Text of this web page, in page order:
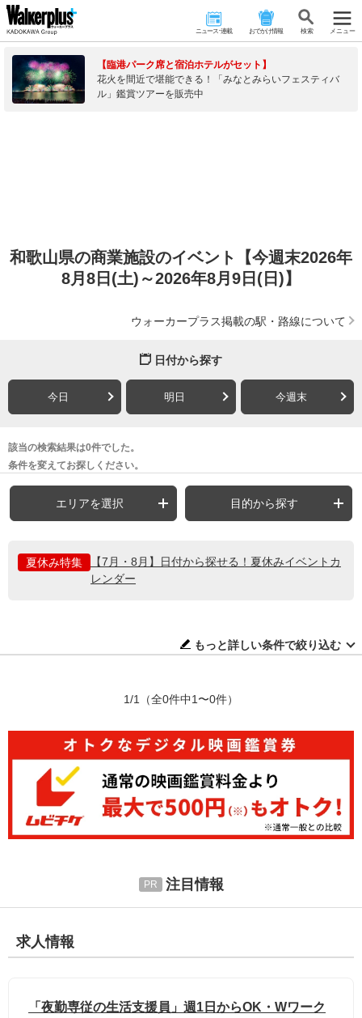
ニュース･連載 おでかけ情報 検 索 メニュー
【臨港パーク席と宿泊ホテルがセット】
花火を間近で堪能できる！「みなとみらいフェスティバ
ル」鑑賞ツアーを販売中
和歌山県の商業施設のイベント【今週末2026年
8月8日(土)～2026年8月9日(日)】
ウォーカープラス掲載の駅・路線について
日付から探す
今日 明日 今週末
該当の検索結果は0件でした。
条件を変えてお探しください。
エリアを選択 目的から探す
夏休み特集
【7月・8月】日付から探せる！夏休みイベントカ
レンダー
もっと詳しい条件で絞り込む
1/1 （全0件中1〜0件）
注目情報
求人情報
「夜勤専従の生活支援員」週1日からOK・Wワーク